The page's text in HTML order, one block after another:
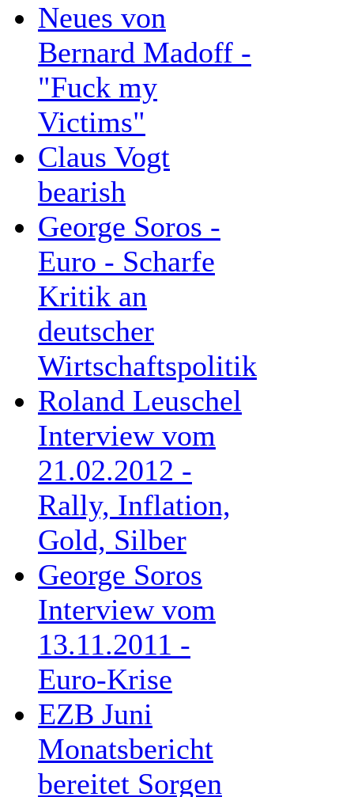
Neues von
Bernard Madoff -
"Fuck my
Victims"
Claus Vogt
bearish
George Soros -
Euro - Scharfe
Kritik an
deutscher
Wirtschaftspolitik
Roland Leuschel
Interview vom
21.02.2012 -
Rally, Inflation,
Gold, Silber
George Soros
Interview vom
13.11.2011 -
Euro-Krise
EZB Juni
Monatsbericht
bereitet Sorgen